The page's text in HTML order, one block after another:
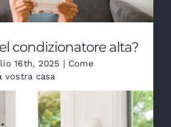
condizionatore alta?
16th, 2025 | Come
vostra casa
essere dei tuoi